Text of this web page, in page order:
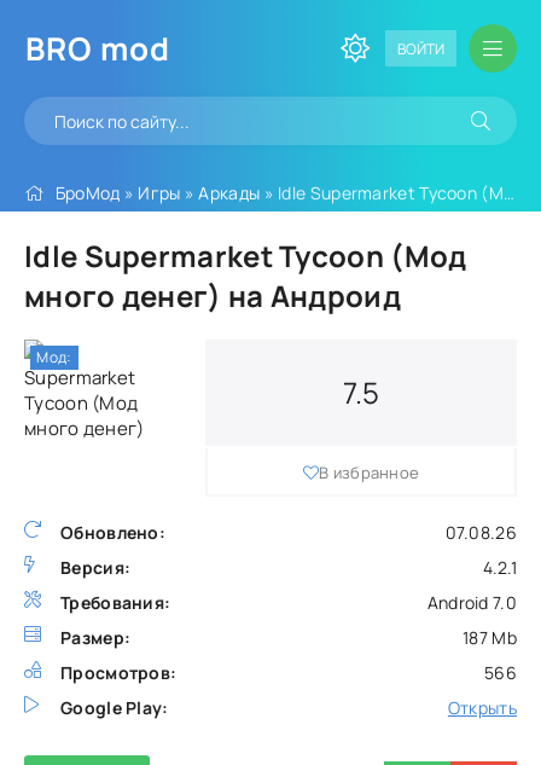
BRO mod ВОЙТИ
БроМод » Игры »Аркады » Idle Supermarket Tycoon (Мод много денег)
Idle Supermarket Tycoon (Мод
много денег) на Андроид
Обновлено:
07.08.26
Версия:
4.2.1
Требования:
Android 7.0
Размер:
187 Mb
Просмотров:
566
Google Play:
Открыть
7.5
В избранное
Мод: